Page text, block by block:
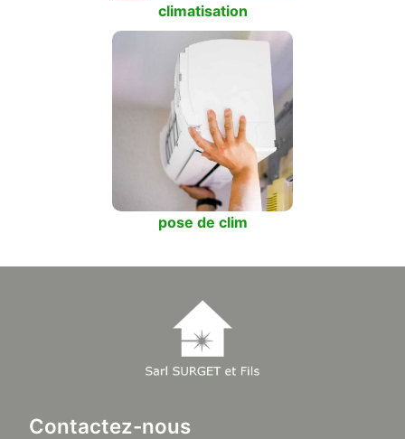
climatisation
pose de clim
Contactez-nous